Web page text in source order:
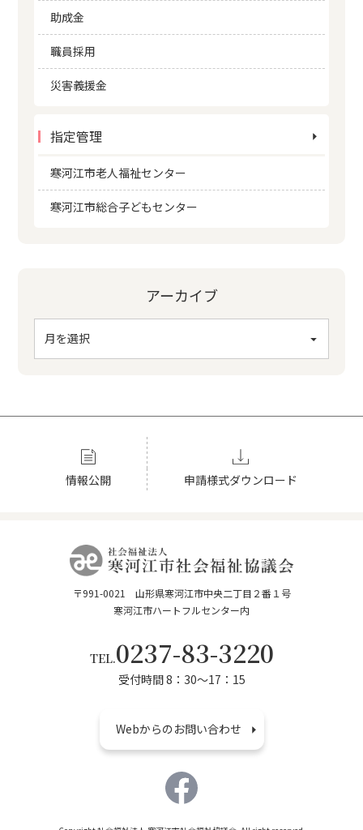
助成金
職員採用
災害義援金
指定管理
寒河江市老人福祉センター
寒河江市総合子どもセンター
アーカイブ
情報公開 申請様式ダウンロード
〒991-0021 山形県寒河江市中央二丁目２番１号
寒河江市ハートフルセンター内
TEL.0237-83-3220
受付時間 8：30～17：15
Webからのお問い合わせ